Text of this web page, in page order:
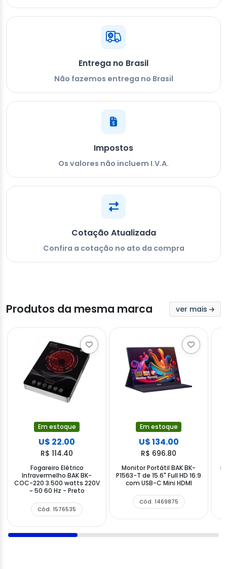
Entrega no Brasil
Não fazemos entrega no Brasil
Impostos
Os valores não incluem I.V.A.
Cotação Atualizada
Confira a cotação no ato da compra
Produtos da mesma marca ver mais
Em estoque
U$ 22.00
R$ 114.40
Fogareiro Elétrico
Infravermelho BAK BK-
COC-220 3.500 watts 220V
~ 50 60 Hz - Preto
Cód. 1576535
Em estoque
U$ 134.00
R$ 696.80
Monitor Portátil BAK BK-
P1563-T de 15.6" Full HD 16:9
com USB-C Mini HDMI
Cód. 1469875